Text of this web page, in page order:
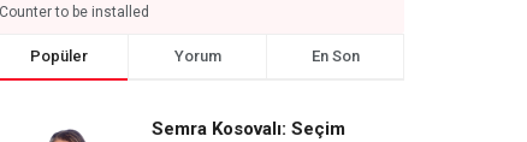
Counter to be installed
Popüler Yorum En Son
Semra Kosovalı: Seçim